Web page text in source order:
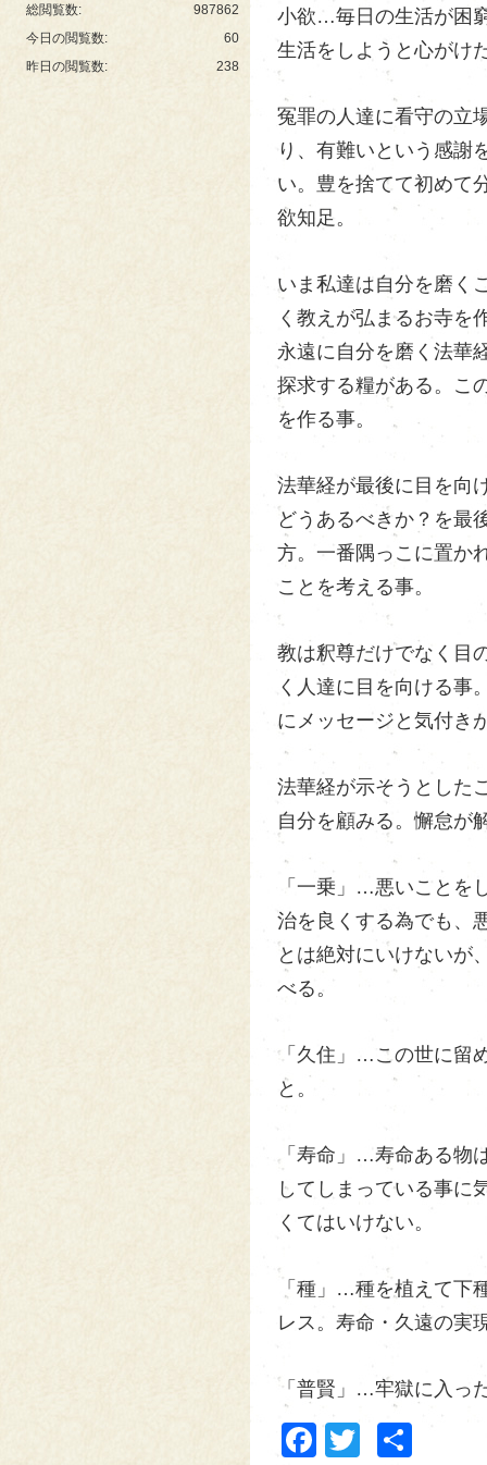
987862
総閲覧数:
60
今日の閲覧数:
238
昨日の閲覧数:
小欲…毎日の生活が困
生活をしようと心がけ
冤罪の人達に看守の立
り、有難いという感謝
い。豊を捨てて初めて
欲知足。
いま私達は自分を磨く
く教えが弘まるお寺を
永遠に自分を磨く法華
探求する糧がある。こ
を作る事。
法華経が最後に目を向
どうあるべきか？を最
方。一番隅っこに置か
ことを考える事。
教は釈尊だけでなく目
く人達に目を向ける事
にメッセージと気付き
法華経が示そうとした
自分を顧みる。懈怠が
「一乗」…悪いことを
治を良くする為でも、
とは絶対にいけないが
べる。
「久住」…この世に留
と。
「寿命」…寿命ある物
してしまっている事に
くてはいけない。
「種」…種を植えて下
レス。寿命・久遠の実
「普賢」…牢獄に入っ
Facebook
Twitter